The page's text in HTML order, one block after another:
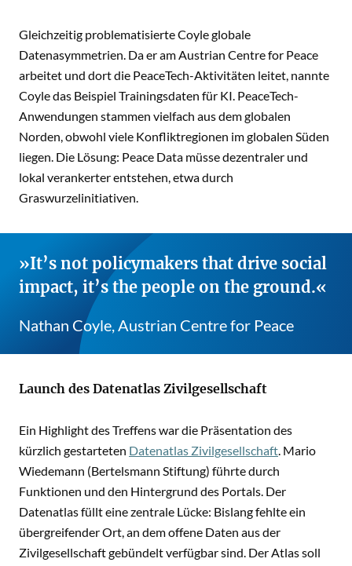
Gleichzeitig problematisierte Coyle globale
Datenasymmetrien. Da er am Austrian Centre for Peace
arbeitet und dort die PeaceTech-Aktivitäten leitet, nannte
Coyle das Beispiel Trainingsdaten für KI. PeaceTech-
Anwendungen stammen vielfach aus dem globalen
Norden, obwohl viele Konfliktregionen im globalen Süden
liegen. Die Lösung: Peace Data müsse dezentraler und
lokal verankerter entstehen, etwa durch
Graswurzelinitiativen.
It’s not policymakers that drive social
impact, it’s the people on the ground.
Nathan Coyle, Austrian Centre for Peace
Launch des Datenatlas Zivilgesellschaft
Ein Highlight des Treffens war die Präsentation des
kürzlich gestarteten Datenatlas Zivilgesellschaft. Mario
Wiedemann (Bertelsmann Stiftung) führte durch
Funktionen und den Hintergrund des Portals. Der
Datenatlas füllt eine zentrale Lücke: Bislang fehlte ein
übergreifender Ort, an dem offene Daten aus der
Zivilgesellschaft gebündelt verfügbar sind. Der Atlas soll